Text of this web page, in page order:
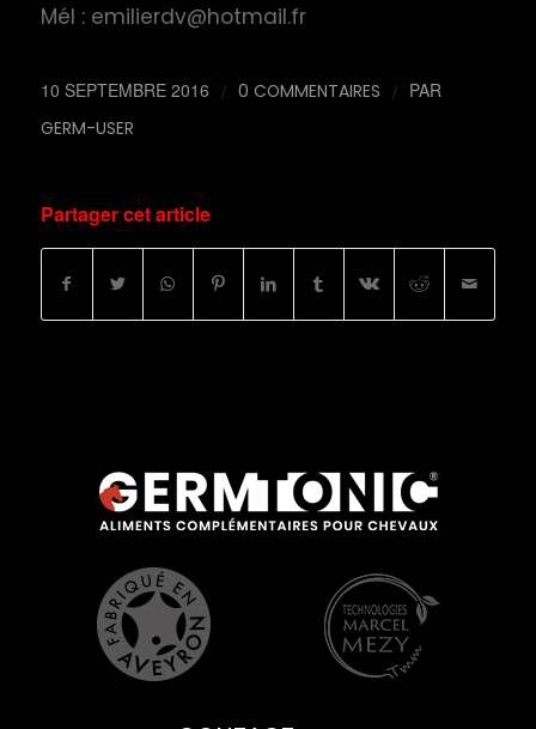
Mél : emilierdv@hotmail.fr
10 SEPTEMBRE 2016 / 0 COMMENTAIRES / PAR
GERM-USER
Partager cet article